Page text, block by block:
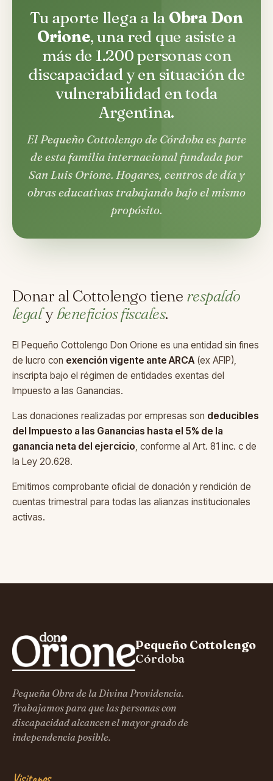
Tu aporte llega a la Obra Don
Orione, una red que asiste a
más de 1.200 personas con
discapacidad y en situación de
vulnerabilidad en toda
Argentina.
El Pequeño Cottolengo de Córdoba es parte
de esta familia internacional fundada por
San Luis Orione. Hogares, centros de día y
obras educativas trabajando bajo el mismo
propósito.
Donar al Cottolengo tiene respaldo
legalybeneficios fiscales.
El Pequeño Cottolengo Don Orione es una entidad sin fines
de lucro con exención vigente ante ARCA(ex AFIP),
inscripta bajo el régimen de entidades exentas del
Impuesto a las Ganancias.
Las donaciones realizadas por empresas son deducibles
del Impuesto a las Ganancias hasta el 5% de la
ganancia neta del ejercicio, conforme al Art. 81 inc. c de
la Ley 20.628.
Emitimos comprobante oficial de donación y rendición de
cuentas trimestral para todas las alianzas institucionales
activas.
Pequeño Cottolengo
Córdoba
Pequeña Obra de la Divina Providencia.
Trabajamos para que las personas con
discapacidad alcancen el mayor grado de
independencia posible.